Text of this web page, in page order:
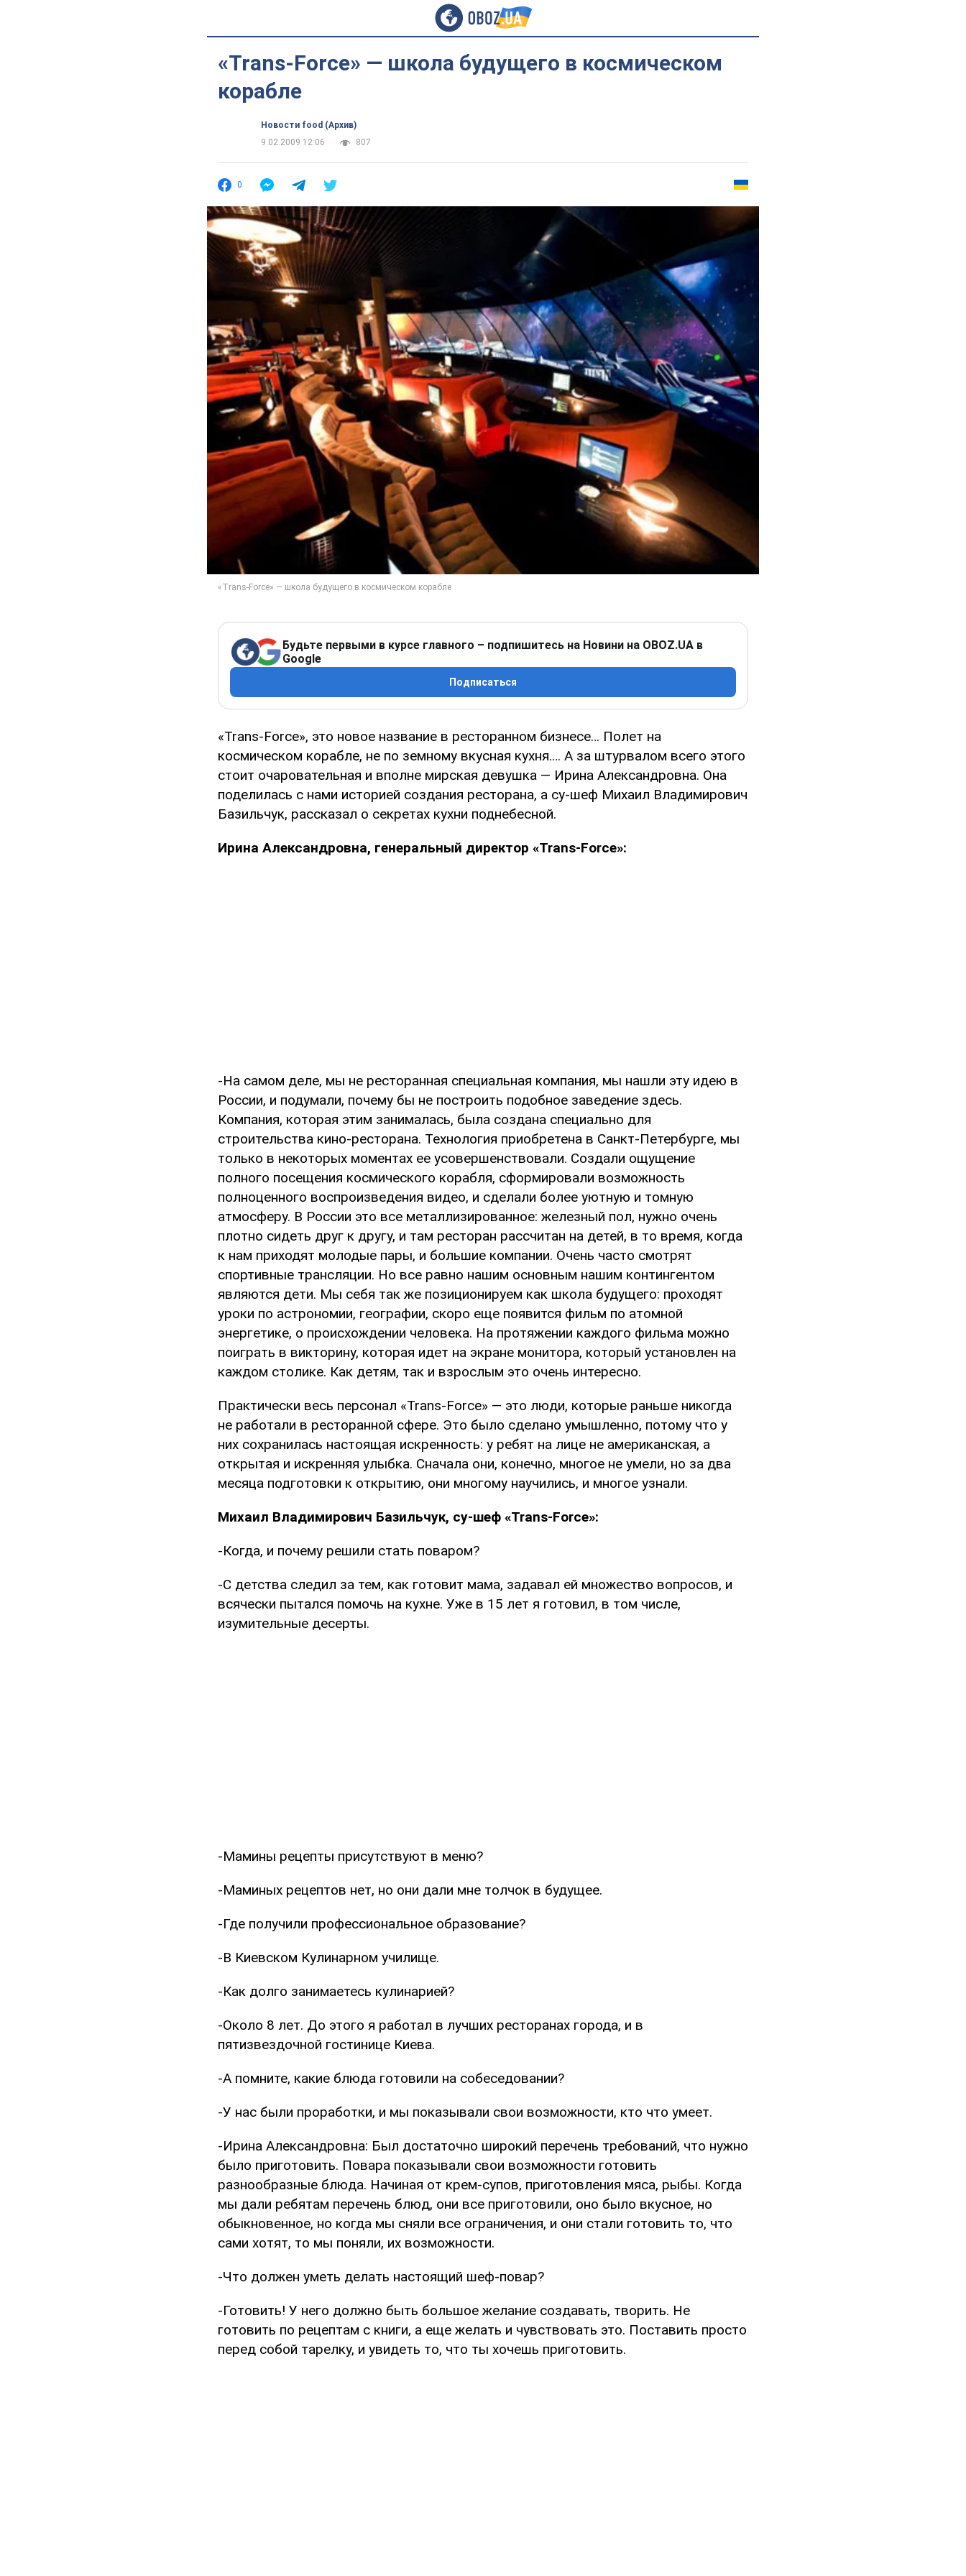
«Trans-Force» — школа будущего в космическом
корабле
Новости food (Архив)
9.02.2009 12:06
807
0
Будьте первыми в курсе главного – подпишитесь на Новини на OBOZ.UA в
Google
Подписаться
«Trans-Force», это новое название в ресторанном бизнесе… Полет на
космическом корабле, не по земному вкусная кухня.… А за штурвалом всего этого
стоит очаровательная и вполне мирская девушка — Ирина Александровна. Она
поделилась с нами историей создания ресторана, а су-шеф Михаил Владимирович
Базильчук, рассказал о секретах кухни поднебесной.
Ирина Александровна, генеральный директор «Trans-Force»:
-На самом деле, мы не ресторанная специальная компания, мы нашли эту идею в
России, и подумали, почему бы не построить подобное заведение здесь.
Компания, которая этим занималась, была создана специально для
строительства кино-ресторана. Технология приобретена в Санкт-Петербурге, мы
только в некоторых моментах ее усовершенствовали. Создали ощущение
полного посещения космического корабля, сформировали возможность
полноценного воспроизведения видео, и сделали более уютную и томную
атмосферу. В России это все металлизированное: железный пол, нужно очень
плотно сидеть друг к другу, и там ресторан рассчитан на детей, в то время, когда
к нам приходят молодые пары, и большие компании. Очень часто смотрят
спортивные трансляции. Но все равно нашим основным нашим контингентом
являются дети. Мы себя так же позиционируем как школа будущего: проходят
уроки по астрономии, географии, скоро еще появится фильм по атомной
энергетике, о происхождении человека. На протяжении каждого фильма можно
поиграть в викторину, которая идет на экране монитора, который установлен на
каждом столике. Как детям, так и взрослым это очень интересно.
Практически весь персонал «Trans-Force» — это люди, которые раньше никогда
не работали в ресторанной сфере. Это было сделано умышленно, потому что у
них сохранилась настоящая искренность: у ребят на лице не американская, а
открытая и искренняя улыбка. Сначала они, конечно, многое не умели, но за два
месяца подготовки к открытию, они многому научились, и многое узнали.
Михаил Владимирович Базильчук, су-шеф «Trans-Force»:
-Когда, и почему решили стать поваром?
-С детства следил за тем, как готовит мама, задавал ей множество вопросов, и
всячески пытался помочь на кухне. Уже в 15 лет я готовил, в том числе,
изумительные десерты.
-Мамины рецепты присутствуют в меню?
-Маминых рецептов нет, но они дали мне толчок в будущее.
-Где получили профессиональное образование?
-В Киевском Кулинарном училище.
-Как долго занимаетесь кулинарией?
-Около 8 лет. До этого я работал в лучших ресторанах города, и в
пятизвездочной гостинице Киева.
-А помните, какие блюда готовили на собеседовании?
-У нас были проработки, и мы показывали свои возможности, кто что умеет.
-Ирина Александровна: Был достаточно широкий перечень требований, что нужно
было приготовить. Повара показывали свои возможности готовить
разнообразные блюда. Начиная от крем-супов, приготовления мяса, рыбы. Когда
мы дали ребятам перечень блюд, они все приготовили, оно было вкусное, но
обыкновенное, но когда мы сняли все ограничения, и они стали готовить то, что
сами хотят, то мы поняли, их возможности.
-Что должен уметь делать настоящий шеф-повар?
-Готовить! У него должно быть большое желание создавать, творить. Не
готовить по рецептам с книги, а еще желать и чувствовать это. Поставить просто
перед собой тарелку, и увидеть то, что ты хочешь приготовить.